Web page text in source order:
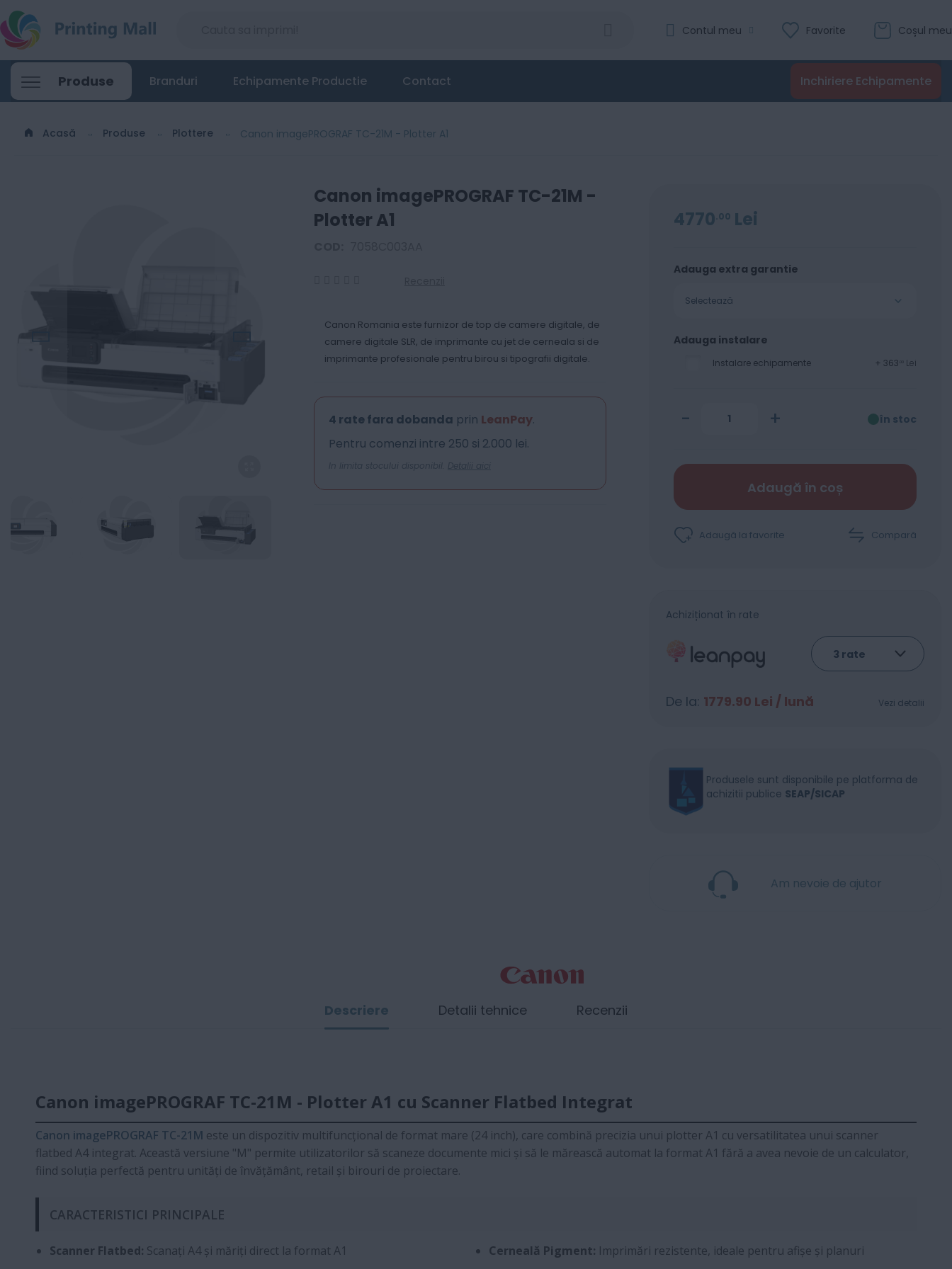
Coșul meu
Favorite
Contul meu
Produse Inchiriere Echipamente
Branduri Echipamente Productie Contact
Acasă Produse Plottere Canon imagePROGRAF TC-21M - Plotter A1
Canon imagePROGRAF TC-21M -
Plotter A1
Canon Romania este furnizor de top de camere digitale, de
camere digitale SLR, de imprimante cu jet de cerneala si de
imprimante profesionale pentru birou si tipografii digitale.
4 rate fara dobanda prin LeanPay.
Pentru comenzi intre 250 si 2.000 lei.
In limita stocului disponibil. Detalii aici
4770 00 Lei
Adauga extra garantie
Selectează
Adauga instalare
Instalare echipamente + 363 Lei
- + în stoc
Adaugă în coș
Adaugă la favorite Compară
Achiziționat în rate
De la: 1779.90 Lei / lună Vezi detalii
Produsele sunt disponibile pe platforma de
achizitii publice SEAP/SICAP
Am nevoie de ajutor
Canon imagePROGRAF TC-21M - Plotter A1
Evaluare:
0
% of 100
Recenzii
477000 Lei Adaugă în coș
Descriere
Canon imagePROGRAF TC-21M - Plotter A1 cu Scanner Flatbed Integrat
Canon imagePROGRAF TC-21M este un dispozitiv multifuncțional de format mare (24 inch), care combină precizia unui plotter A1 cu versatilitatea unui scanner
flatbed A4 integrat. Această versiune "M" permite utilizatorilor să scaneze documente mici și să le mărească automat la format A1 fără a avea nevoie de un calculator,
fiind soluția perfectă pentru unități de învățământ, retail și birouri de proiectare.
CARACTERISTICI PRINCIPALE
Scanner Flatbed: Scanați A4 și măriți direct la format A1
Cerneală Pigment: Imprimări rezistente, ideale pentru afișe și planuri
Detalii tehnice Recenzii